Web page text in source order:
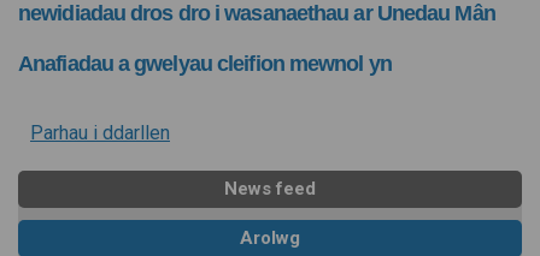
newidiadau dros dro i wasanaethau ar Unedau Mân
Anafiadau a gwelyau cleifion mewnol yn
Parhau i ddarllen
News feed
Arolwg